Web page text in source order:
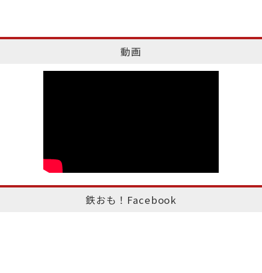
動画
鉄おも！Facebook